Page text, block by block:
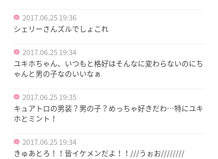
2017.06.25 19:36
シェリーさんズルでしょこれ
2017.06.25 19:34
ユキホちゃん、いつもと格好はそんなに変わらないのにち
ゃんと男の子なのいいなぁ
2017.06.25 19:35
キュアトロの男装？男の子？めっちゃ好きだわ…特にユキ
ホとミント！
2017.06.25 19:34
きゅあとろ！！皆イケメンだよ！！///うぉお////////